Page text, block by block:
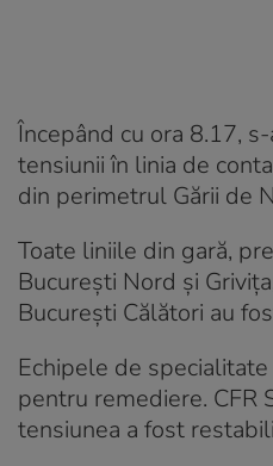
Începând cu ora 8.17,
tensiunii în linia de
din perimetrul Gării de
Toate liniile din gară,
București Nord și
București Călători au
Echipele de
pentru remediere. CFR
tensiunea a fost